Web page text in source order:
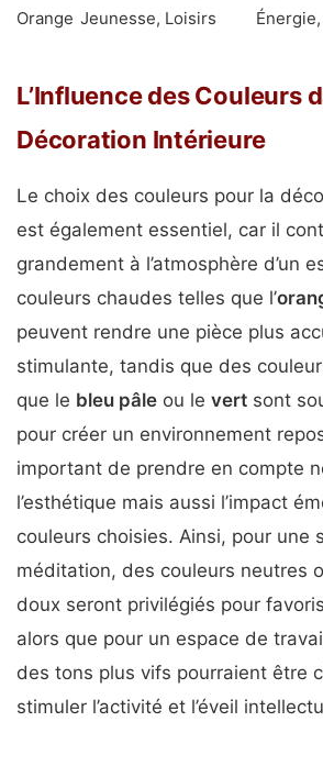
Orange Jeunesse, Loisirs
L’Influence des Couleurs
Décoration Intérieure
Le choix des couleurs pour la
est également essentiel, car il
grandement à l’atmosphère d’un
couleurs chaudes telles que l’
peuvent rendre une pièce plus
stimulante, tandis que des
que le bleu pâle ou le vert sont
pour créer un environnement
important de prendre en compte
l’esthétique mais aussi l’impact
couleurs choisies. Ainsi, pour une
méditation, des couleurs neutres
doux seront privilégiés pour
alors que pour un espace de
des tons plus vifs pourraient être
stimuler l’activité et l’éveil